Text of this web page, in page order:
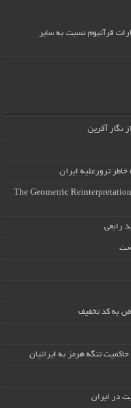
قرآنیوم نسبت به سایر
نگار آفرین
ترورعلیه ایران
The Geometric
رابعی
به کد تخفیف
تنگه هرمز به ایرانیان
در ایران